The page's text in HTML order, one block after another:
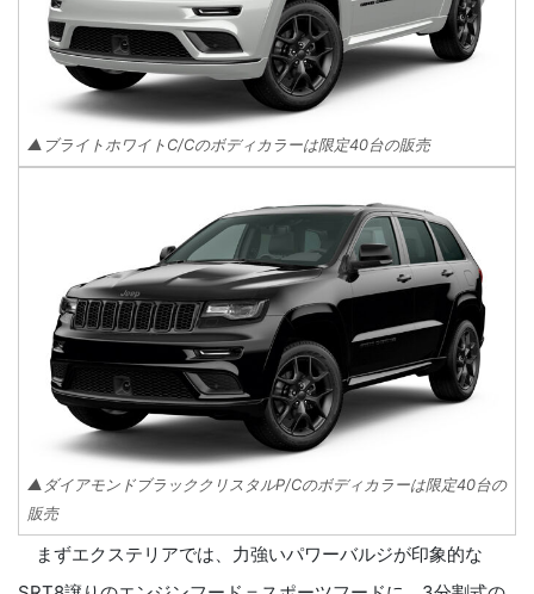
▲ブライトホワイトC/Cのボディカラーは限定40台の販売
▲ダイアモンドブラッククリスタルP/Cのボディカラーは限定40台の
販売
まずエクステリアでは、力強いパワーバルジが印象的な